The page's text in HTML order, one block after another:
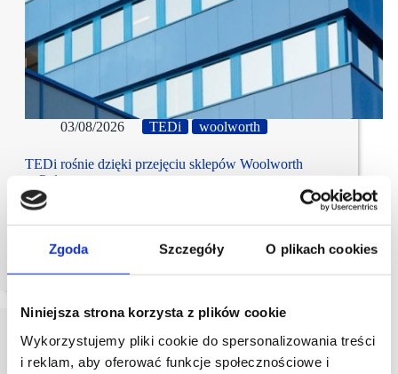
Zgoda Szczegóły O plikach cookies
Niniejsza strona korzysta z plików cookie
Wykorzystujemy pliki cookie do spersonalizowania treści
i reklam, aby oferować funkcje społecznościowe i
03/08/2026 TEDi woolworth
TEDi rośnie dzięki przejęciu sklepów Woolworth
w Polsce
TEDi przejmie w Polsce 74 sklepy należące do
Woolworth GmbH. Dzięki transakcji sieć zwiększy
liczbę placówek z 300 do 374. To kolejny krok w
planie budowy 5 tys. sklepów w Europie.